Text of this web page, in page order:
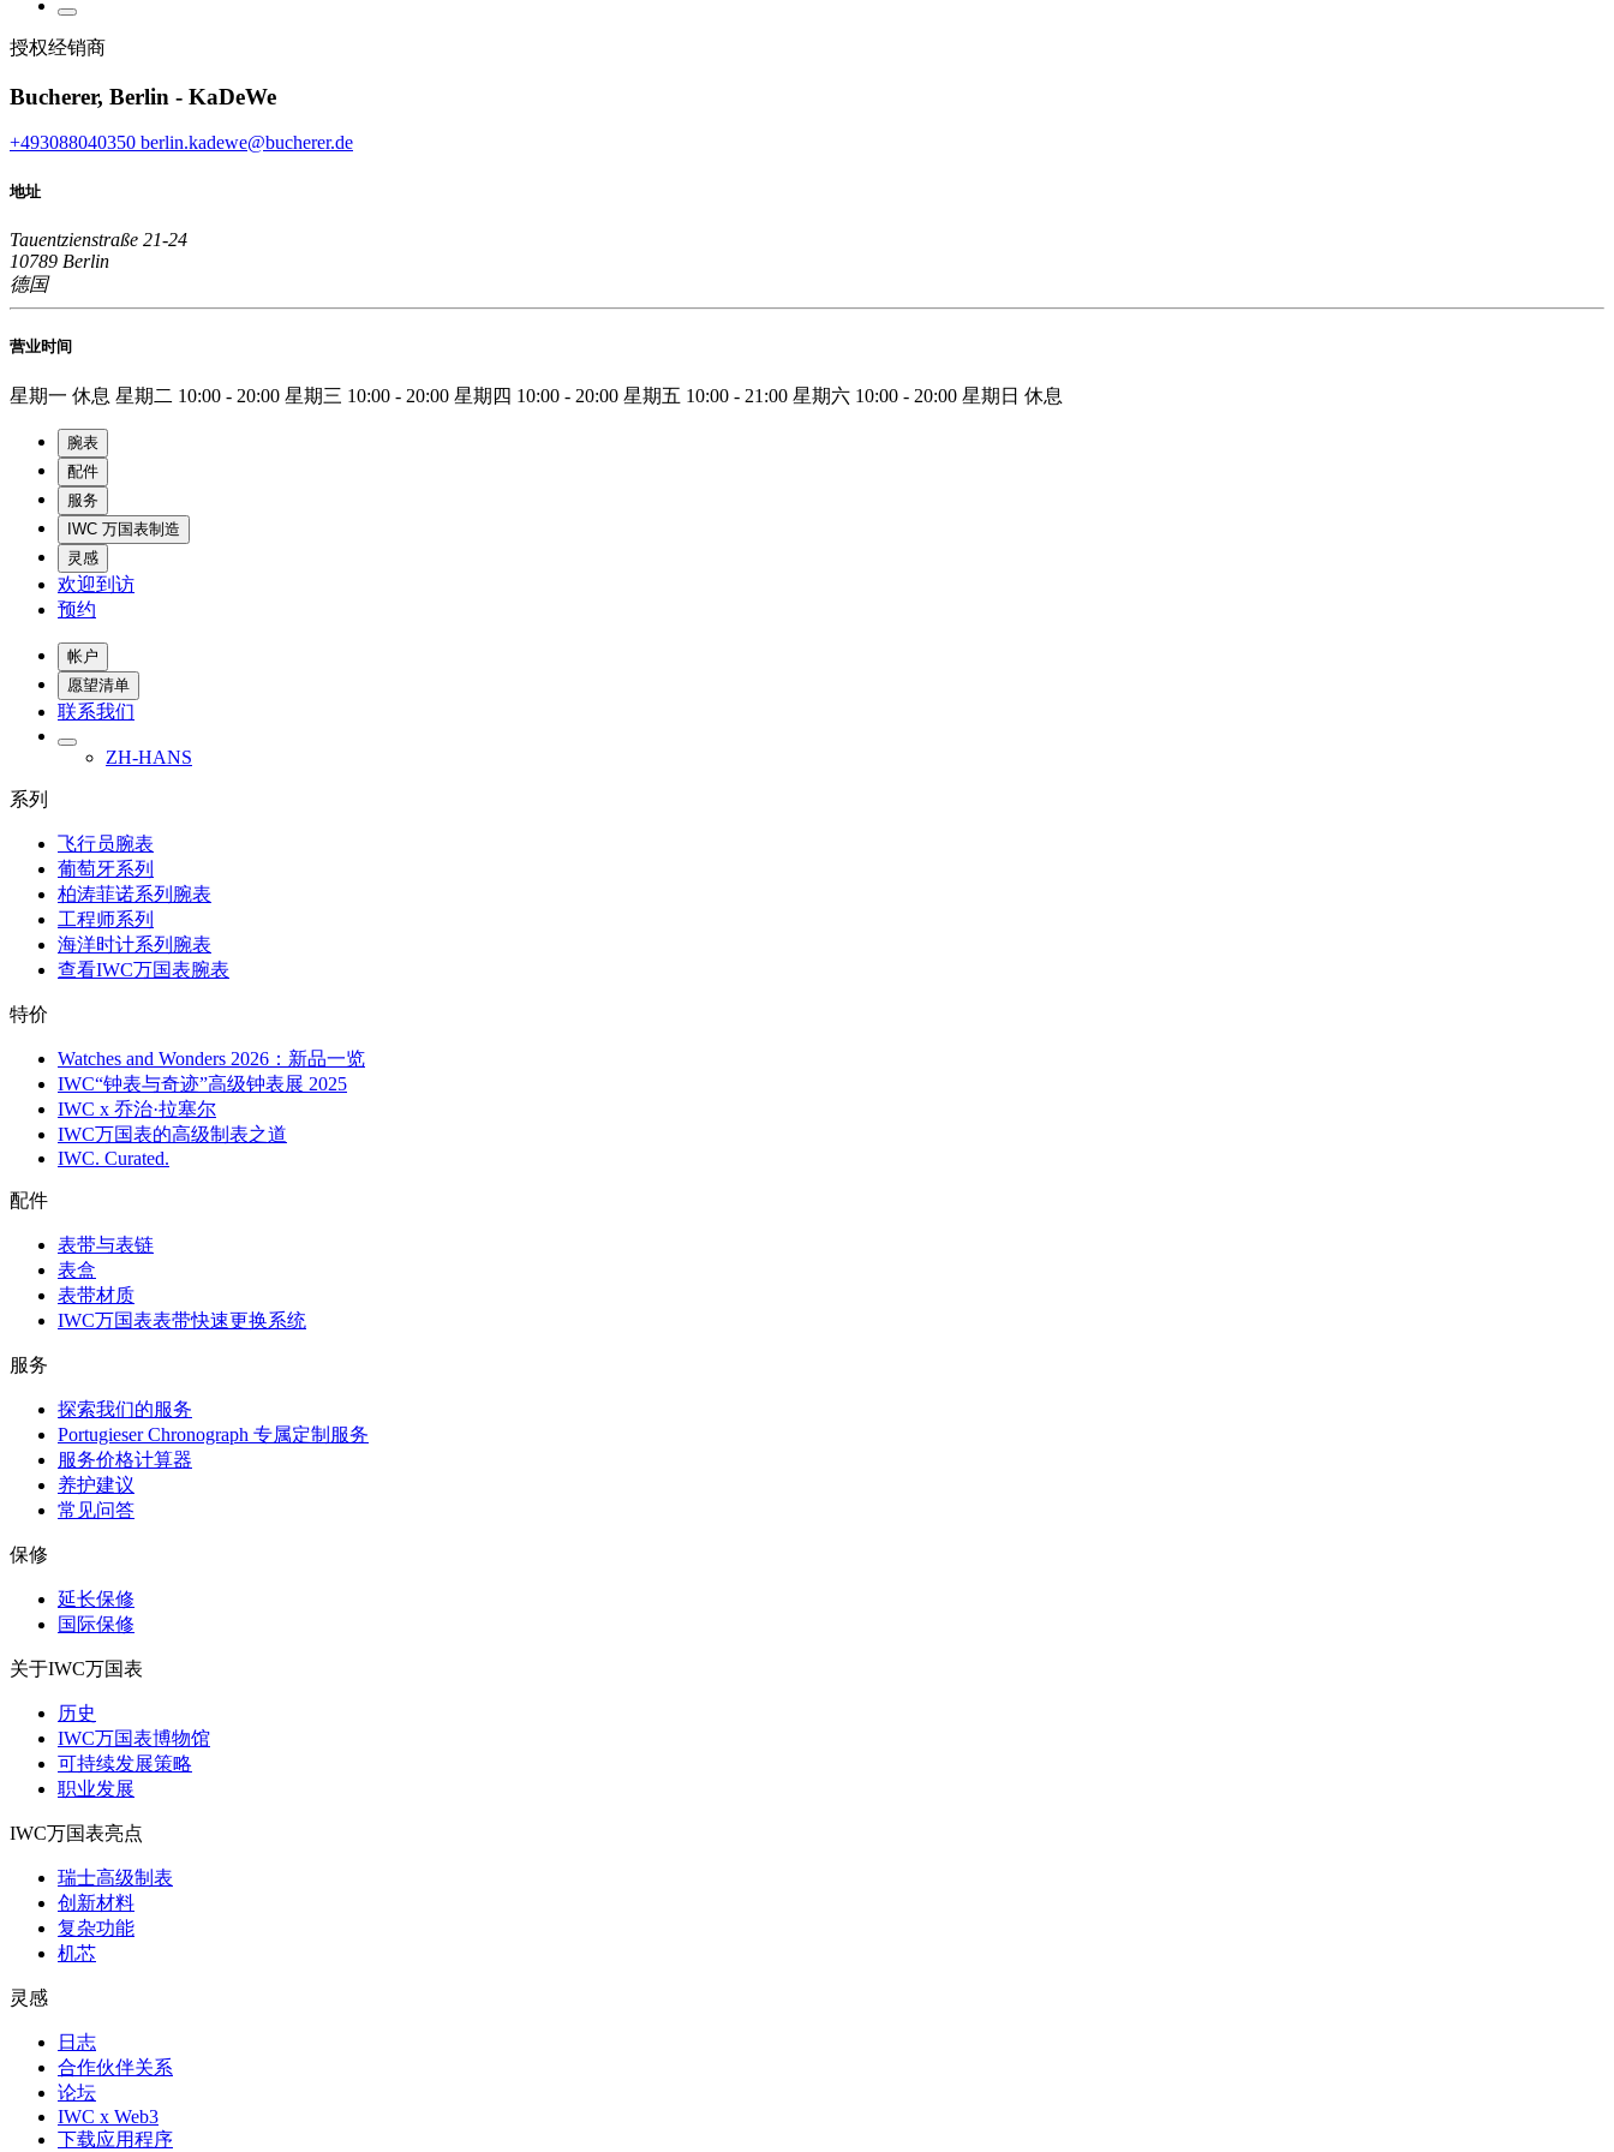
授权经销商
Bucherer, Berlin - KaDeWe
+493088040350 berlin.kadewe@bucherer.de
地址
Tauentzienstraße 21-24
10789 Berlin
德国
营业时间
星期一 休息 星期二 10:00 - 20:00 星期三 10:00 - 20:00 星期四 10:00 - 20:00 星期五 10:00 - 21:00 星期六 10:00 - 20:00 星期日 休息
腕表
配件
服务
IWC 万国表制造
灵感
欢迎到访
预约
帐户
愿望清单
联系我们
ZH-HANS
系列
飞行员腕表
葡萄牙系列
柏涛菲诺系列腕表
工程师系列
海洋时计系列腕表
查看IWC万国表腕表
特价
Watches and Wonders 2026：新品一览
IWC“钟表与奇迹”高级钟表展 2025
IWC x 乔治·拉塞尔
IWC万国表的高级制表之道
IWC. Curated.
配件
表带与表链
表盒
表带材质
IWC万国表表带快速更换系统
服务
探索我们的服务
Portugieser Chronograph 专属定制服务
服务价格计算器
养护建议
常见问答
保修
延长保修
国际保修
关于IWC万国表
历史
IWC万国表博物馆
可持续发展策略
职业发展
IWC万国表亮点
瑞士高级制表
创新材料
复杂功能
机芯
灵感
日志
合作伙伴关系
论坛
IWC x Web3
下载应用程序